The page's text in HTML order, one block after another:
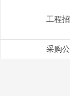
工程
采购